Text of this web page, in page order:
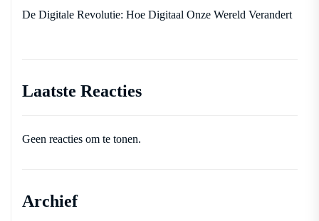
De Digitale Revolutie: Hoe Digitaal Onze Wereld Verandert
Laatste Reacties
Geen reacties om te tonen.
Archief